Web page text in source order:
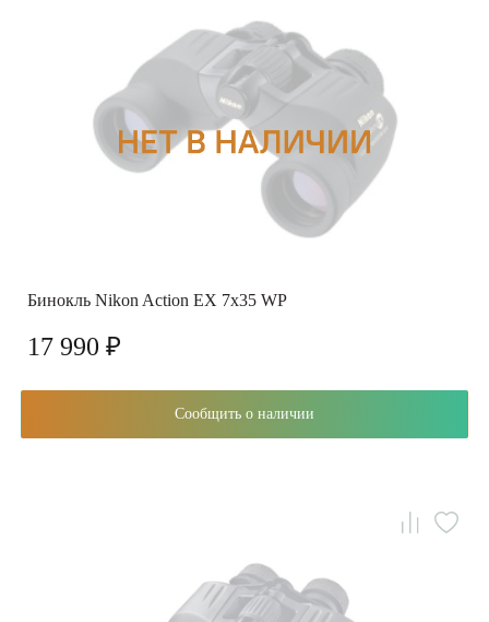
Бинокль Nikon Action EX 7x35 WP
17 990 ₽
Сообщить о наличии